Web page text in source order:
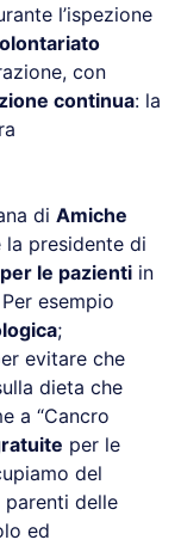
l’ispezione
con
continua: la
di Amiche
la presidente di
le pazienti in
esempio
;
evitare che
dieta che
a “Cancro
per le
del
delle
ed